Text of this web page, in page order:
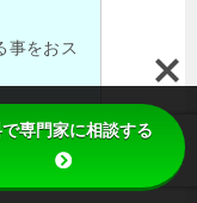
事をおス
専門家に相談する